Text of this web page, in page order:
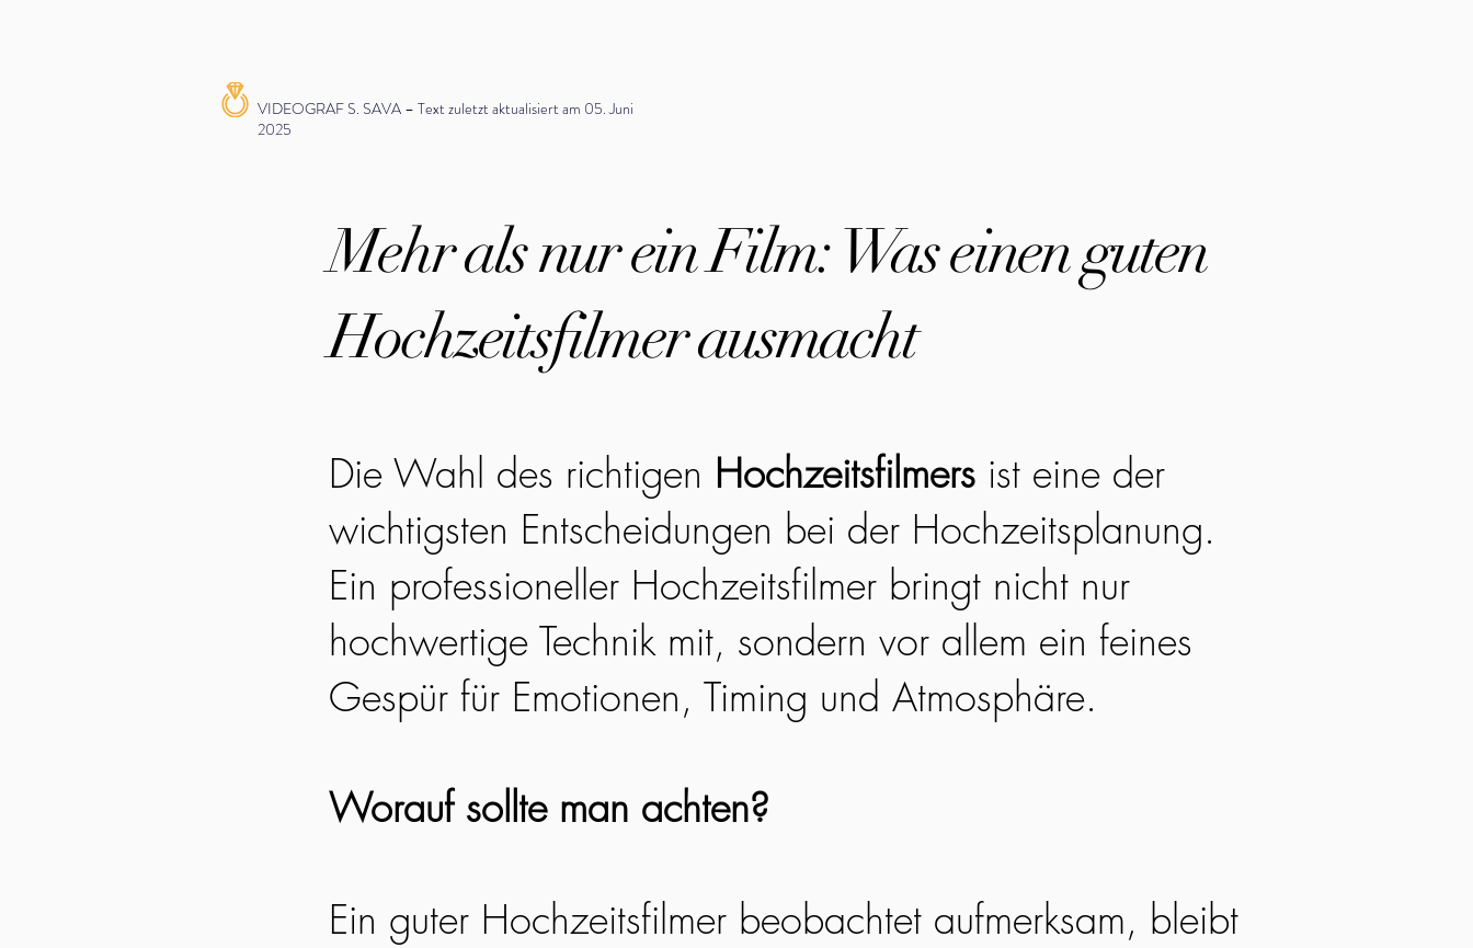
VIDEOGRAF S. SAVA – Text zuletzt aktualisiert am 05. Juni
2025
Mehr als nur ein Film: Was einen guten
Hochzeitsfilmer ausmacht
Die Wahl des richtigen Hochzeitsfilmers ist eine der
wichtigsten Entscheidungen bei der Hochzeitsplanung.
Ein professioneller Hochzeitsfilmer bringt nicht nur
hochwertige Technik mit, sondern vor allem ein feines
Gespür für Emotionen, Timing und Atmosphäre.
Worauf sollte man achten?
Ein guter Hochzeitsfilmer beobachtet aufmerksam, bleibt